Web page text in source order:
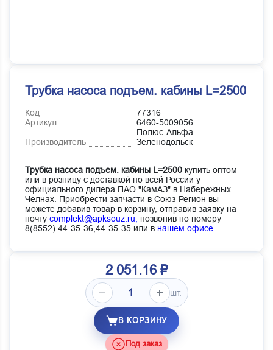
Трубка насоса подъем. кабины L=2500
Код
77316
Артикул
6460-5009056
Производитель
Полюс-Альфа
Зеленодольск
Трубка насоса подъем. кабины L=2500 купить оптом
или в розницу с доставкой по всей России у
официального дилера ПАО "КамАЗ" в Набережных
Челнах. Приобрести запчасти в Союз-Регион вы
можете добавив товар в корзину, отправив заявку на
почту complekt@apksouz.ru,
позвонив по номеру
8(8552) 44-35-36,44-35-35 или в нашем офисе
2 051.16 ₽
шт.
В КОРЗИНУ
Под заказ